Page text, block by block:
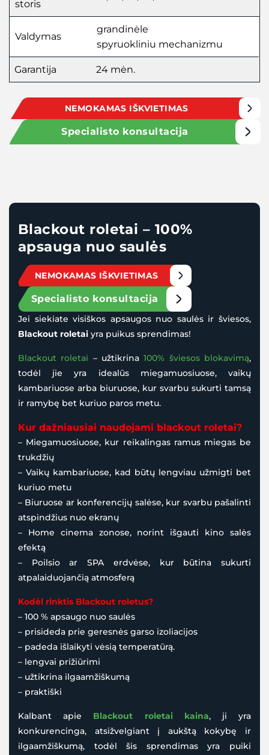
storis
Valdymas
grandinėle
spyruokliniu mechanizmu
Garantija 24 mėn.
NEMOKAMAS IŠKVIETIMAS
Specialisto konsultacija
Blackout roletai – 100%
apsauga nuo saulės
NEMOKAMAS IŠKVIETIMAS
Specialisto konsultacija
Jei siekiate visiškos apsaugos nuo saulės ir šviesos,
Blackout roletai yra puikus sprendimas!
Blackout roletai – užtikrina100% šviesos blokavimą,
todėl jie yra idealūs miegamuosiuose, vaikų
kambariuose arba biuruose, kur svarbu sukurti tamsą
ir ramybę bet kuriuo paros metu.
Kur dažniausiai naudojami blackout roletai?
– Miegamuosiuose, kur reikalingas ramus miegas be
trukdžių
– Vaikų kambariuose, kad būtų lengviau užmigti bet
kuriuo metu
– Biuruose ar konferencijų salėse, kur svarbu pašalinti
atspindžius nuo ekranų
– Home cinema zonose, norint išgauti kino salės
efektą
– Poilsio ar SPA erdvėse, kur būtina sukurti
atpalaiduojančią atmosferą
Kodėl rinktis Blackout roletus?
– 100 % apsaugo nuo saulės
– prisideda prie geresnės garso izoliacijos
– padeda išlaikyti vėsią temperatūrą.
– lengvai prižiūrimi
– užtikrina ilgaamžiškumą
– praktiški
Kalbant apie Blackout roletai kaina, ji yra
konkurencinga, atsižvelgiant į aukštą kokybę ir
ilgaamžiškumą, todėl šis sprendimas yra puiki